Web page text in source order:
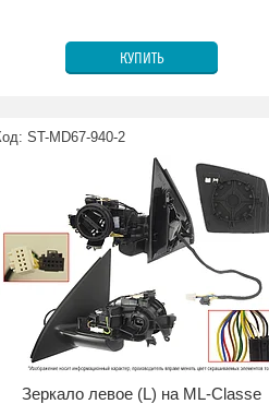
КУПИТЬ
ST-MD67-940-2
Зеркало левое (L) на ML-Classe